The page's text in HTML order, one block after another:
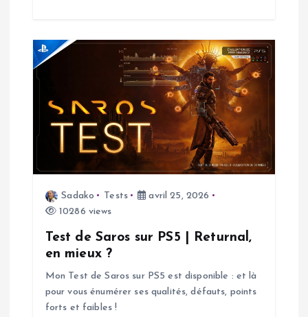
r
t
Sadako Tests
avril 25, 2026
10286 views
Test de Saros sur PS5 | Returnal,
en mieux ?
Mon Test de Saros sur PS5 est disponible : et là
pour vous énumérer ses qualités, défauts, points
forts et faibles !